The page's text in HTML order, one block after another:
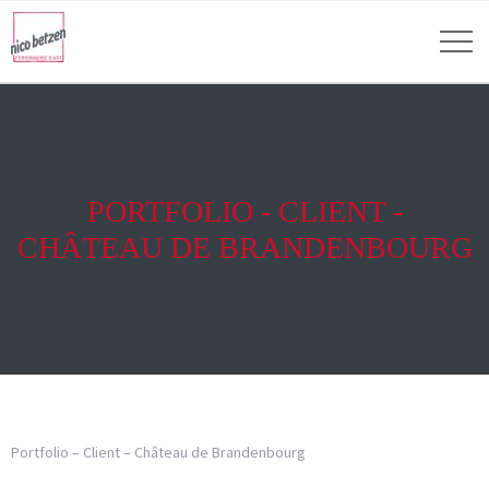
PORTFOLIO - CLIENT -
CHÂTEAU DE BRANDENBOURG
Portfolio – Client – Château de Brandenbourg